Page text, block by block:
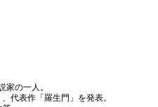
の一人。
代表作「羅生門」を発表。